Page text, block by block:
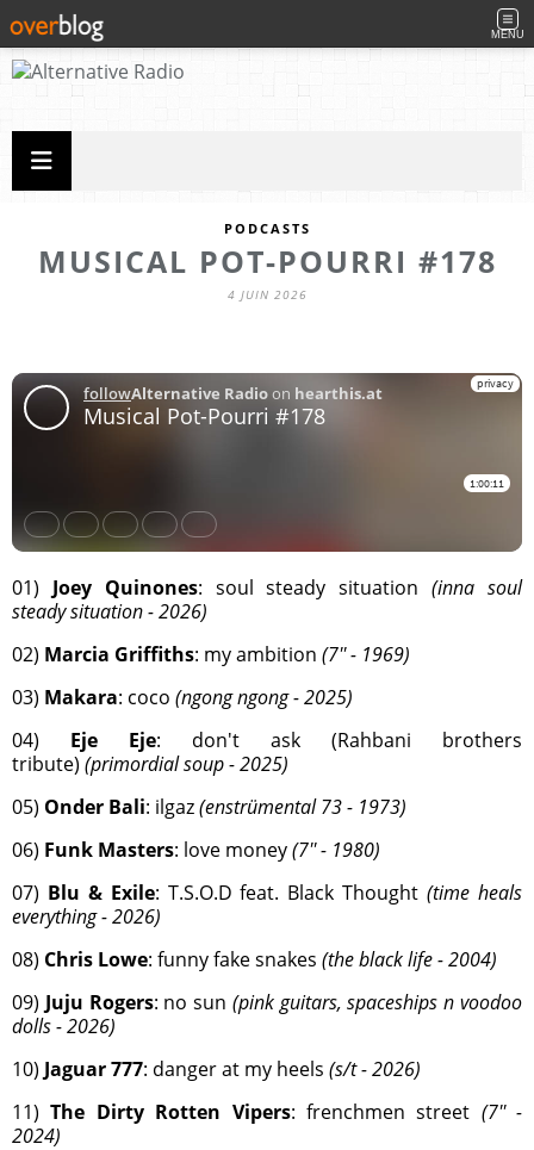
MENU
PODCASTS
MUSICAL POT-POURRI #178
4 JUIN 2026
01) Joey Quinones: soul steady situation (inna soul
steady situation - 2026)
02) Marcia Griffiths: my ambition (7'' - 1969)
03) Makara: coco (ngong ngong - 2025)
04) Eje Eje: don't ask (Rahbani brothers
tribute) (primordial soup - 2025)
05) Onder Bali: ilgaz(enstrümental 73 - 1973)
06) Funk Masters: love money(7'' - 1980)
07) Blu & Exile: T.S.O.D feat. Black Thought (time heals
everything - 2026)
08) Chris Lowe: funny fake snakes (the black life - 2004)
09) Juju Rogers: no sun (pink guitars, spaceships n voodoo
dolls - 2026)
10) Jaguar 777: danger at my heels (s/t - 2026)
11) The Dirty Rotten Vipers: frenchmen street (7'' -
2024)